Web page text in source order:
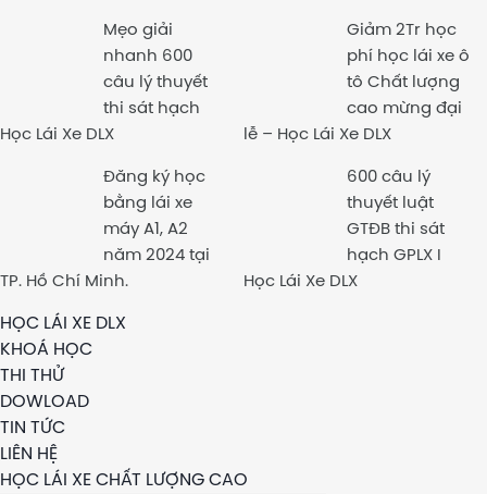
Mẹo giải
nhanh 600
câu lý thuyết
thi sát hạch
Học Lái Xe DLX
Giảm 2Tr học
phí học lái xe ô
tô Chất lượng
cao mừng đại
lễ – Học Lái Xe DLX
Đăng ký học
bằng lái xe
máy A1, A2
năm 2024 tại
TP. Hồ Chí Minh.
600 câu lý
thuyết luật
GTĐB thi sát
hạch GPLX I
Học Lái Xe DLX
HỌC LÁI XE DLX
KHOÁ HỌC
THI THỬ
DOWLOAD
TIN TỨC
LIÊN HỆ
HỌC LÁI XE CHẤT LƯỢNG CAO